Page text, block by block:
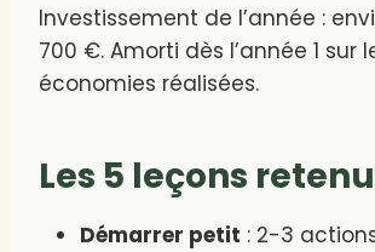
Investissement de l’année :
700 €. Amorti dès l’année 1 sur
économies réalisées.
Les 5 leçons
Démarrer petit : 2-3